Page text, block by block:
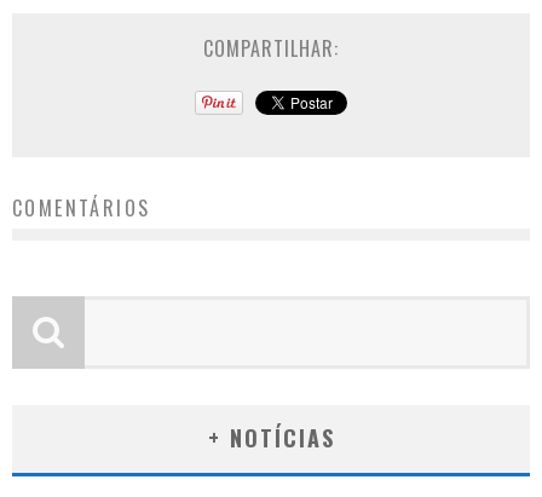
COMPARTILHAR:
COMENTÁRIOS
+ NOTÍCIAS